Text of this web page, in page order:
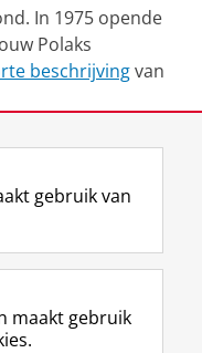
In 1975 opende
Polaks
beschrijvingvan
15:25
T
w
t
t
I
n
t
gebruik van
maakt gebruik